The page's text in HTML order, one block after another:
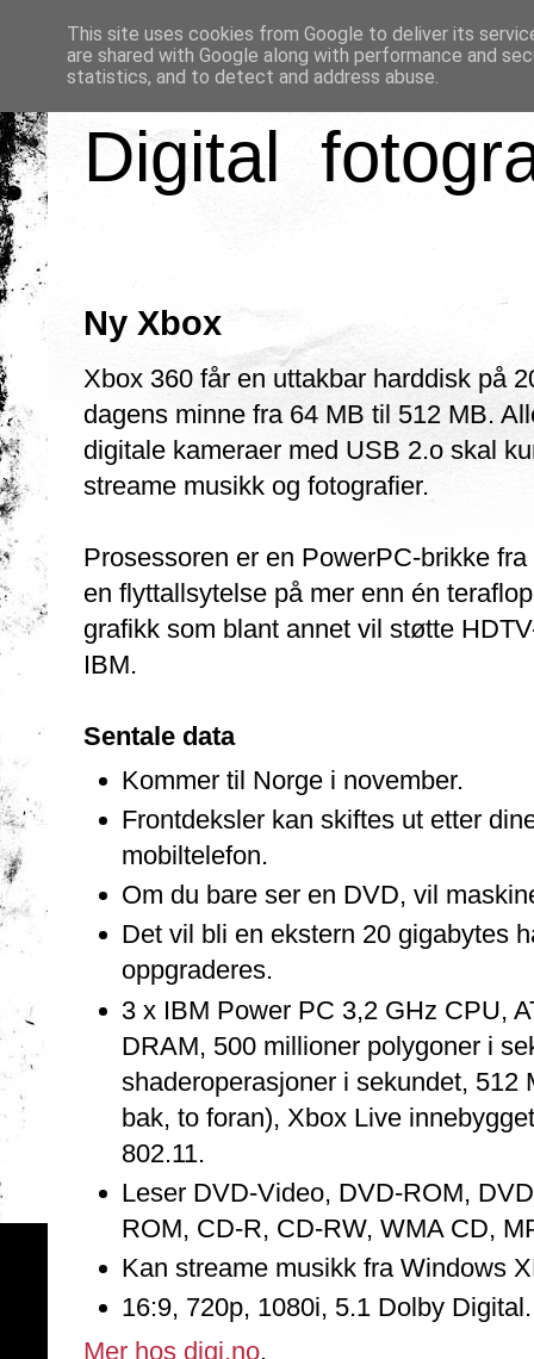
Digital
Ny Xbox
Xbox 360 får en uttakbar harddisk på
dagens minne fra 64 MB til 512 MB.
digitale kameraer med USB 2.o skal
streame musikk og fotografier.
Prosessoren er en PowerPC-brikke
en flyttallsytelse på mer enn én
grafikk som blant annet vil støtte
IBM.
Sentale data
Kommer til Norge i november.
Frontdeksler kan skiftes ut etter
mobiltelefon.
Om du bare ser en DVD, vil
Det vil bli en ekstern 20 gigabytes
oppgraderes.
3 x IBM Power PC 3,2 GHz CPU,
DRAM, 500 millioner polygoner i
shaderoperasjoner i sekundet,
bak, to foran), Xbox Live
802.11.
Leser DVD-Video, DVD-ROM,
ROM, CD-R, CD-RW, WMA CD,
Kan streame musikk fra Windows
16:9, 720p, 1080i, 5.1 Dolby Digital.
Mer hos digi.no.
This site uses cookies from Google to deliver its
are shared with Google along with performance and
statistics, and to detect and address abuse.